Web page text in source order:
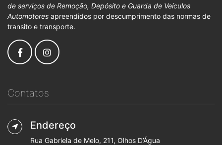
de serviços de Remoção, Depósito e Guarda de Veículos
Automotores apreendidos por descumprimento das normas de
transito e transporte.
Contatos
Endereço
Rua Gabriela de Melo, 211, Olhos D’Água